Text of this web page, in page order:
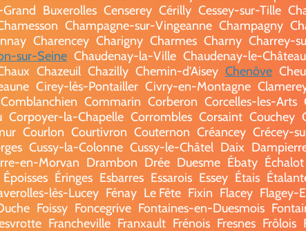
Buxerolles Censerey Cérilly Cessey-sur-Tille
Champagne-sur-Vingeanne Champagny
Charencey Charigny Charmes Charny Charrey-
sur-Seine Chaudenay-la-Ville Chaudenay-le-Château
Chazeuil Chazilly Chemin-d'Aisey Chenôve
Cirey-lès-Pontailler Civry-en-Montagne
Comblanchien Commarin Corberon Corcelles-les-Arts
Corpoyer-la-Chapelle Corrombles Corsaint Couchey
Courlon Courtivron Couternon Créancey Crécey-
Cussy-la-Colonne Cussy-le-Châtel Daix
en-Morvan Drambon Drée Duesme Ébaty Échalot
Époisses Éringes Esbarres Essarois Essey Étais
lès-Lucey Fénay Le Fête Fixin Flacey Flagey-
Foissy Foncegrive Fontaines-en-Duesmois
Francheville Franxault Frénois Fresnes Frôlois